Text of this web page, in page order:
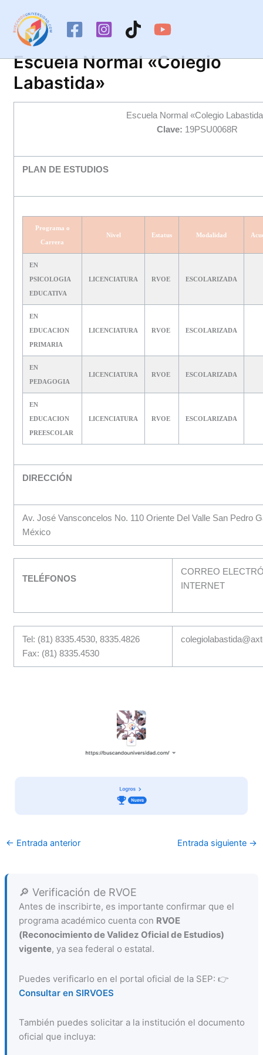
contenido
Escuela Normal «Colegio
Labastida»
Escuela Normal «Colegio
Clave: 19PSU0068R
PLAN DE ESTUDIOS
Programa o
Carrera
Nivel Estatus Modalidad
EN
PSICOLOGIA
EDUCATIVA
LICENCIATURA RVOE ESCOLARIZADA
EN
EDUCACION
PRIMARIA
LICENCIATURA RVOE ESCOLARIZADA
EN
PEDAGOGIA
LICENCIATURA RVOE ESCOLARIZADA
EN
EDUCACION
PREESCOLAR
LICENCIATURA RVOE ESCOLARIZADA
DIRECCIÓN
Av. José Vansconcelos No. 110 Oriente Del Valle San Pedro
México
TELÉFONOS
CORREO
INTERNET
Tel: (81) 8335.4530, 8335.4826
Fax: (81) 8335.4530
← Entrada anterior Entrada siguiente →
🔎 Verificación de RVOE
Antes de inscribirte, es importante confirmar que el
programa académico cuenta con RVOE
(Reconocimiento de Validez Oficial de Estudios)
vigente, ya sea federal o estatal.
Puedes verificarlo en el portal oficial de la SEP: 👉
Consultar en SIRVOES
También puedes solicitar a la institución el documento
oficial que incluya: